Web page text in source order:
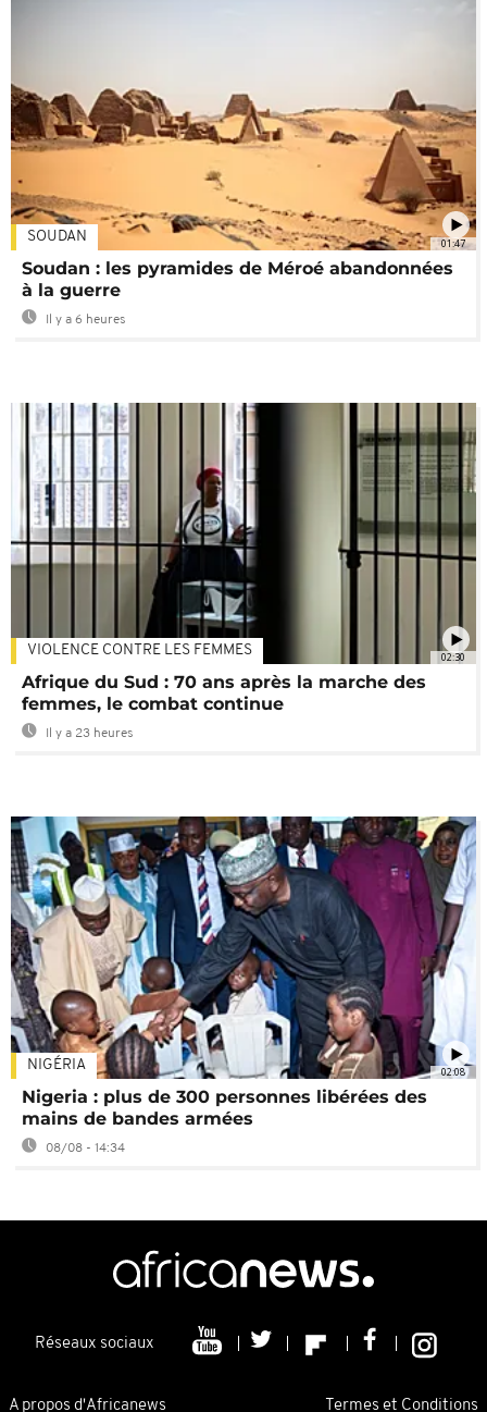
01:47
SOUDAN
Soudan : les pyramides de Méroé abandonnées
à la guerre
Il y a 6 heures
02:30
VIOLENCE CONTRE LES FEMMES
Afrique du Sud : 70 ans après la marche des
femmes, le combat continue
Il y a 23 heures
02:08
NIGÉRIA
Nigeria : plus de 300 personnes libérées des
mains de bandes armées
08/08 - 14:34
Réseaux sociaux
A propos d'Africanews Termes et Conditions